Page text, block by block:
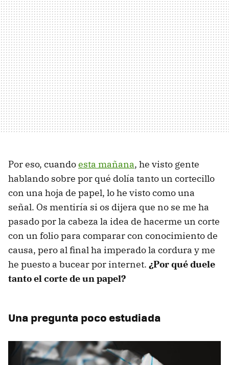
Por eso, cuandoesta mañana, he visto gente
hablando sobre por qué dolía tanto un cortecillo
con una hoja de papel, lo he visto como una
señal. Os mentiría si os dijera que no se me ha
pasado por la cabeza la idea de hacerme un corte
con un folio para comparar con conocimiento de
causa, pero al final ha imperado la cordura y me
he puesto a bucear por internet. ¿Por qué duele
tanto el corte de un papel?
Una pregunta poco estudiada